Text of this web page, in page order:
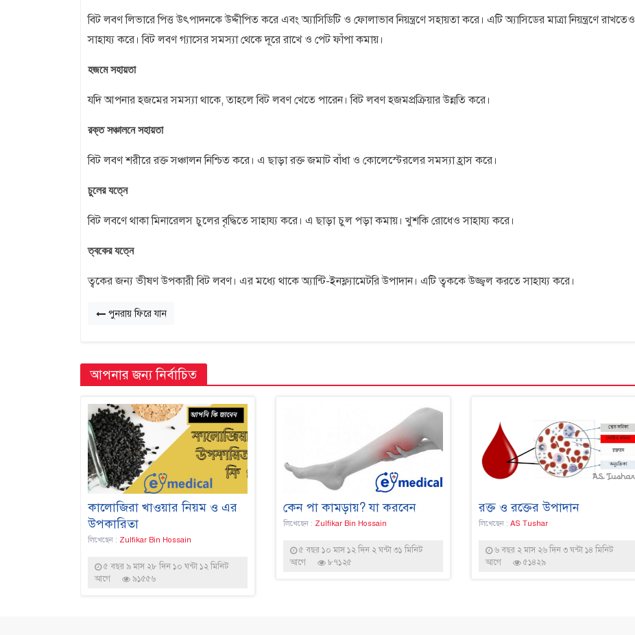
বিট লবণ লিভারে পিত্ত উৎপাদনকে উদ্দীপিত করে এবং অ্যাসিডিটি ও ফোলাভাব নিয়ন্ত্রণে সহায়তা করে। এটি অ্যাসিডের মাত্রা নিয়ন্ত্রণে রাখতেও
সাহায্য করে। বিট লবণ গ্যাসের সমস্যা থেকে দূরে রাখে ও পেট ফাঁপা কমায়।
হজমে সহায়তা
যদি আপনার হজমের সমস্যা থাকে, তাহলে বিট লবণ খেতে পারেন। বিট লবণ হজমপ্রক্রিয়ার উন্নতি করে।
রক্ত সঞ্চালনে সহায়তা
বিট লবণ শরীরে রক্ত ​​সঞ্চালন নিশ্চিত করে। এ ছাড়া রক্ত ​​জমাট বাঁধা ও কোলেস্টেরলের সমস্যা হ্রাস করে।
চুলের যত্নে
বিট লবণে থাকা মিনারেলস চুলের বৃদ্ধিতে সাহায্য করে। এ ছাড়া চুল পড়া কমায়। খুশকি রোধেও সাহায্য করে।
ত্বকের যত্নে
ত্বকের জন্য ভীষণ উপকারী বিট লবণ। এর মধ্যে থাকে অ্যান্টি-ইনফ্ল্যামেটরি উপাদান। এটি ত্বককে উজ্জ্বল করতে সাহায্য করে।
পুনরায় ফিরে যান
আপনার জন্য নির্বাচিত
কালোজিরা খাওয়ার নিয়ম ও এর
উপকারিতা
লিখেছেন : Zulfikar Bin Hossain
৫ বছর ৯ মাস ২৮ দিন ১০ ঘন্টা ১২ মিনিট
আগে
৯১৫৫৬
কেন পা কামড়ায়? যা করবেন
লিখেছেন : Zulfikar Bin Hossain
৫ বছর ১০ মাস ১২ দিন ২ ঘন্টা ৩১ মিনিট
আগে
৮৭১২৫
রক্ত ও রক্তের উপাদান
লিখেছেন : AS Tushar
৬ বছর ২ মাস ২৬ দিন ৩ ঘন্টা ১৪ মিনিট
আগে
৫১৪২৯